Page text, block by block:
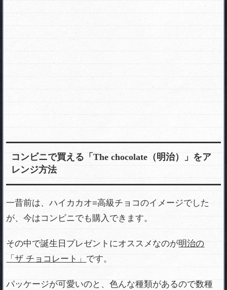
コンビニで買える「The chocolate（明治）」をア
レンジ方法
一昔前は、ハイカカオ=高級チョコのイメージでした
が、今はコンビニでも購入できます。
その中で誕生日プレゼントにオススメなのが明治の
「ザ チョコレート」 です。
パッケージが可愛いのと、色んな種類があるので数種